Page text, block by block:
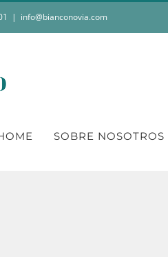
| info@bianconovia.com
SOBRE NOSOTROS